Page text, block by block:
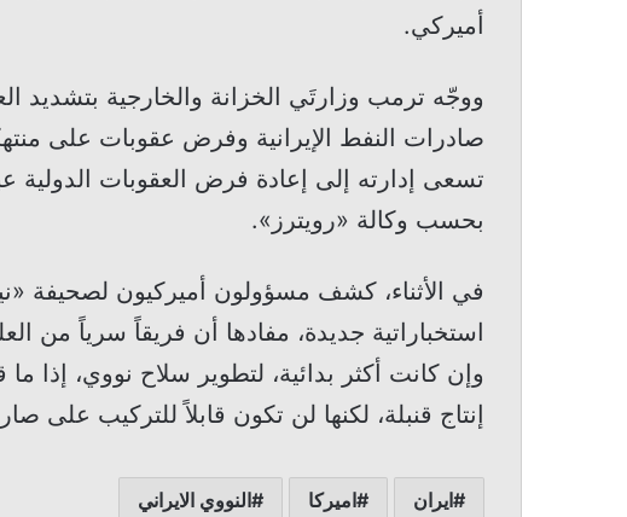
أميركي.
ووجّه ترمب وزارتَي الخزانة والخارجية بتشديد
صادرات النفط الإيرانية وفرض عقوبات على
تسعى إدارته إلى إعادة فرض العقوبات الدولية
بحسب وكالة «رويترز».
في الأثناء، كشف مسؤولون أميركيون لصحيفة
استخباراتية جديدة، مفادها أن فريقاً سرياً من
وإن كانت أكثر بدائية، لتطوير سلاح نووي، إذا
إنتاج قنبلة، لكنها لن تكون قابلاً للتركيب على
ايران اميركا النووي الايراني